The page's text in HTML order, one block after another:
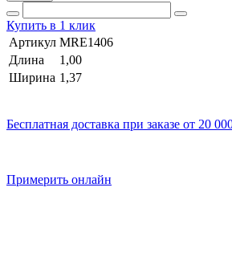
Купить в 1 клик
Артикул MRE1406
Длина
1,00
Ширина 1,37
Бесплатная доставка при заказе от 20
Примерить онлайн